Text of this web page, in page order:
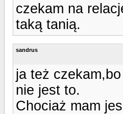
czekam na
taką tanią.
sandrus
ja też
nie jest to.
Chociaż mam